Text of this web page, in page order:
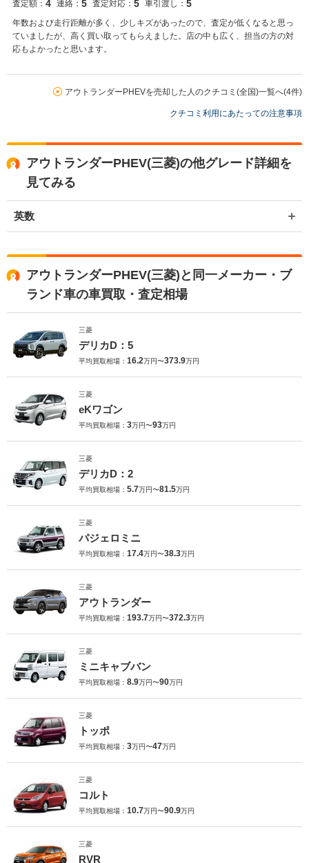
査定額： 4 連絡： 5 査定対応： 5 車引渡し： 5
年数および走行距離が多く、少しキズがあったので、査定が低くなると思っ
ていましたが、高く買い取ってもらえました。店の中も広く、担当の方の対
応もよかったと思います。
アウトランダーPHEVを売却した人のクチコミ(全国)一覧へ(4件)
クチコミ利用にあたっての注意事項
アウトランダーPHEV(三菱)の他グレード詳細を
見てみる
英数
アウトランダーPHEV(三菱)と同一メーカー・ブ
ランド車の車買取・査定相場
三菱
デリカD：5
平均買取相場： 16.2万円〜373.9万円
三菱
eKワゴン
平均買取相場： 3万円〜93万円
三菱
デリカD：2
平均買取相場： 5.7万円〜81.5万円
三菱
パジェロミニ
平均買取相場： 17.4万円〜38.3万円
三菱
アウトランダー
平均買取相場： 193.7万円〜372.3万円
三菱
ミニキャブバン
平均買取相場： 8.9万円〜90万円
三菱
トッポ
平均買取相場： 3万円〜47万円
三菱
コルト
平均買取相場： 10.7万円〜90.9万円
三菱
RVR